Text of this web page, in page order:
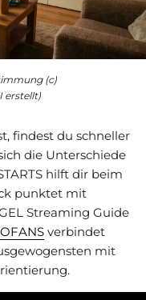
(c)
erstellt)
findest du schneller
die Unterschiede
hilft dir beim
punktet mit
Streaming Guide
verbindet
mit